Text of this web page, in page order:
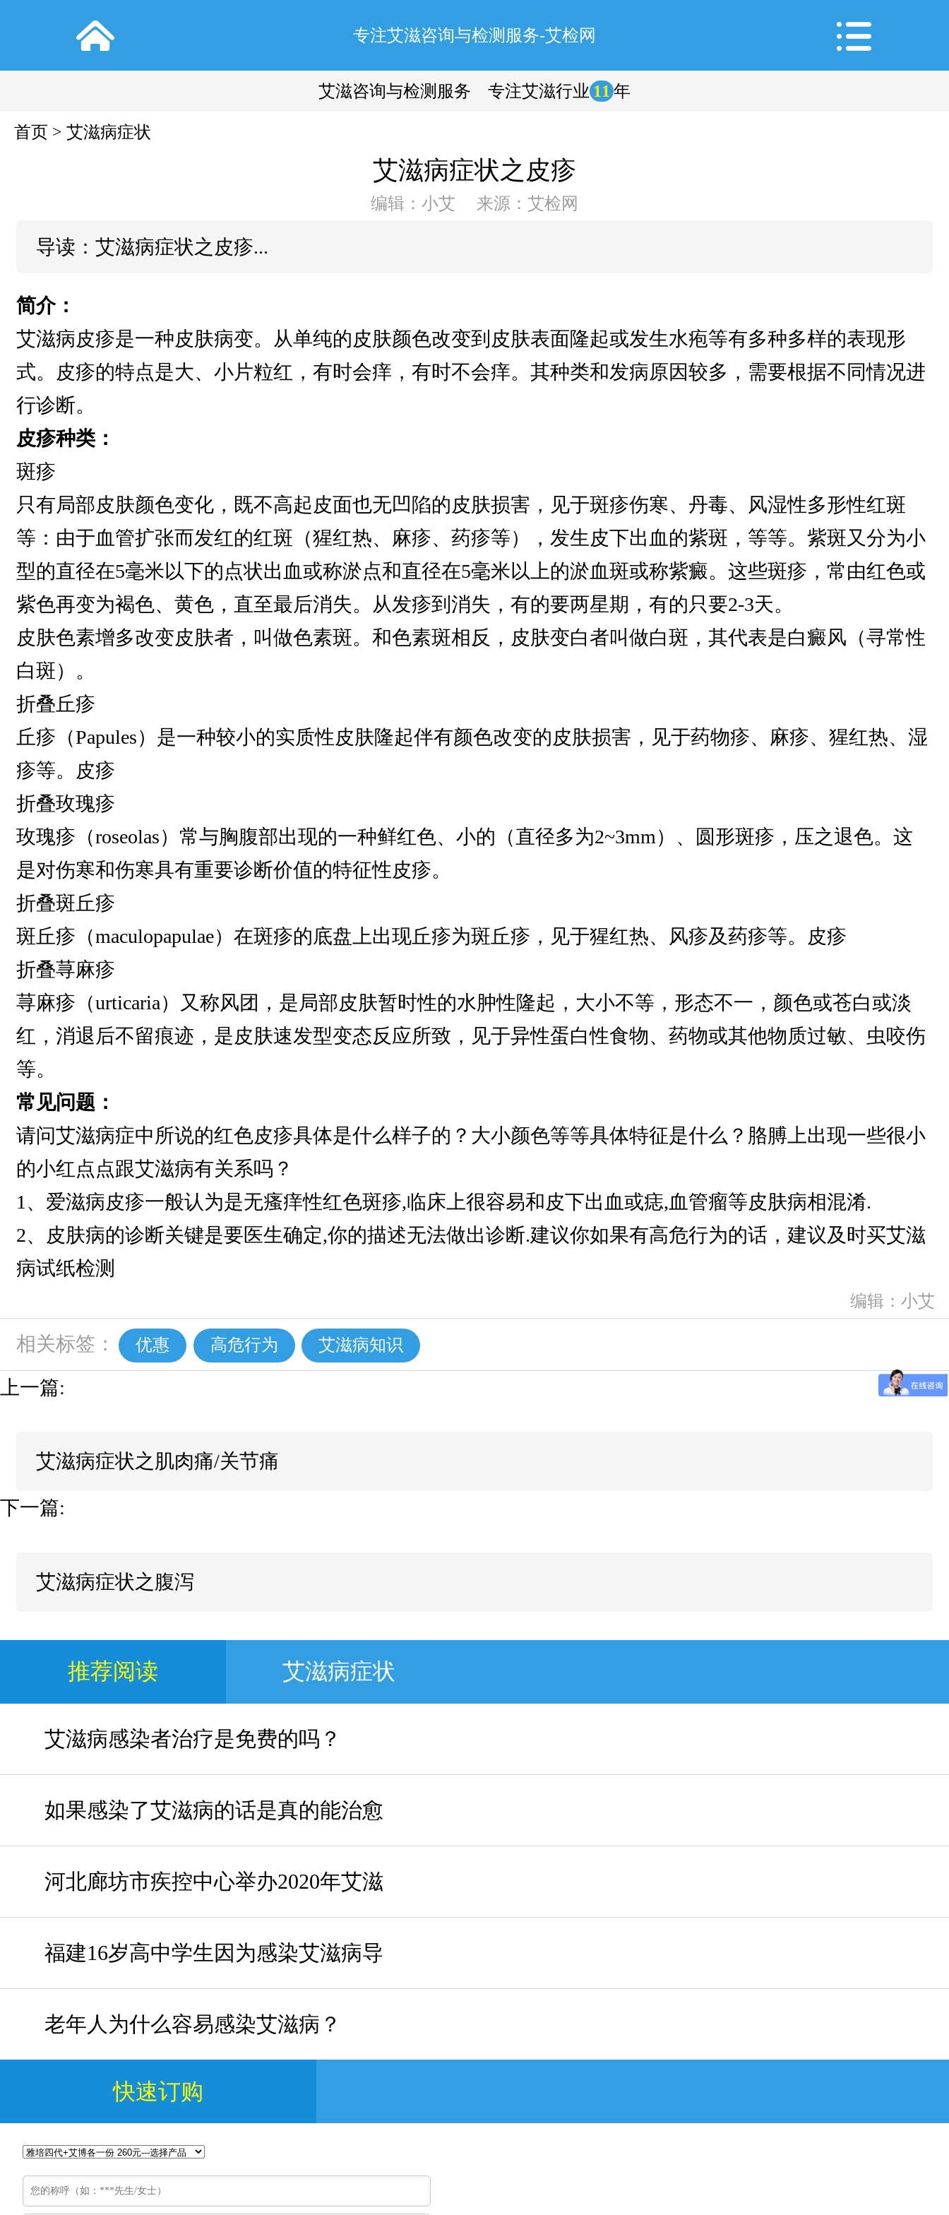
专注艾滋咨询与检测服务-艾检网
艾滋咨询与检测服务 专注艾滋行业 11 年
首页 > 艾滋病症状
艾滋病症状之皮疹
编辑：小艾 来源：艾检网
导读：艾滋病症状之皮疹...
简介：
艾滋病皮疹是一种皮肤病变。从单纯的皮肤颜色改变到皮肤表面隆起或发生水疱等有多种多样的表现形
式。皮疹的特点是大、小片粒红，有时会痒，有时不会痒。其种类和发病原因较多，需要根据不同情况进
行诊断。
皮疹种类：
斑疹
只有局部皮肤颜色变化，既不高起皮面也无凹陷的皮肤损害，见于斑疹伤寒、丹毒、风湿性多形性红斑
等：由于血管扩张而发红的红斑（猩红热、麻疹、药疹等），发生皮下出血的紫斑，等等。紫斑又分为小
型的直径在5毫米以下的点状出血或称淤点和直径在5毫米以上的淤血斑或称紫癜。这些斑疹，常由红色或
紫色再变为褐色、黄色，直至最后消失。从发疹到消失，有的要两星期，有的只要2-3天。
皮肤色素增多改变皮肤者，叫做色素斑。和色素斑相反，皮肤变白者叫做白斑，其代表是白癜风（寻常性
白斑）。
折叠丘疹
丘疹（Papules）是一种较小的实质性皮肤隆起伴有颜色改变的皮肤损害，见于药物疹、麻疹、猩红热、湿
疹等。皮疹
折叠玫瑰疹
玫瑰疹（roseolas）常与胸腹部出现的一种鲜红色、小的（直径多为2~3mm）、圆形斑疹，压之退色。这
是对伤寒和伤寒具有重要诊断价值的特征性皮疹。
折叠斑丘疹
斑丘疹（maculopapulae）在斑疹的底盘上出现丘疹为斑丘疹，见于猩红热、风疹及药疹等。皮疹
折叠荨麻疹
荨麻疹（urticaria）又称风团，是局部皮肤暂时性的水肿性隆起，大小不等，形态不一，颜色或苍白或淡
红，消退后不留痕迹，是皮肤速发型变态反应所致，见于异性蛋白性食物、药物或其他物质过敏、虫咬伤
等。
常见问题：
请问艾滋病症中所说的红色皮疹具体是什么样子的？大小颜色等等具体特征是什么？胳膊上出现一些很小
的小红点点跟艾滋病有关系吗？
1、爱滋病皮疹一般认为是无瘙痒性红色斑疹,临床上很容易和皮下出血或痣,血管瘤等皮肤病相混淆.
2、皮肤病的诊断关键是要医生确定,你的描述无法做出诊断.建议你如果有高危行为的话，建议及时买艾滋
病试纸检测
编辑：小艾
相关标签： 优惠 高危行为 艾滋病知识
上一篇:
艾滋病症状之肌肉痛/关节痛
下一篇:
艾滋病症状之腹泻
推荐阅读 艾滋病症状
艾滋病感染者治疗是免费的吗？
如果感染了艾滋病的话是真的能治愈
河北廊坊市疾控中心举办2020年艾滋
福建16岁高中学生因为感染艾滋病导
老年人为什么容易感染艾滋病？
快速订购